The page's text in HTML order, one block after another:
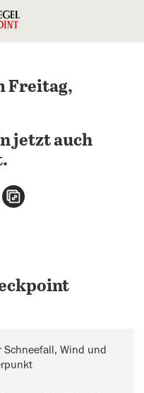
Freitag,
jetzt auch
teilen
per E-Mail teilen
Schneefall, Wind und